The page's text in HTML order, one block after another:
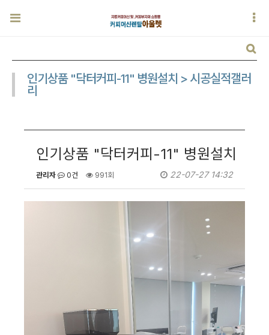
인기상품 "닥터커피-11" 병원설치 > 시공실적갤러
리
인기상품 "닥터커피-11" 병원설치
관리자 0건 991회 22-07-27 14:32